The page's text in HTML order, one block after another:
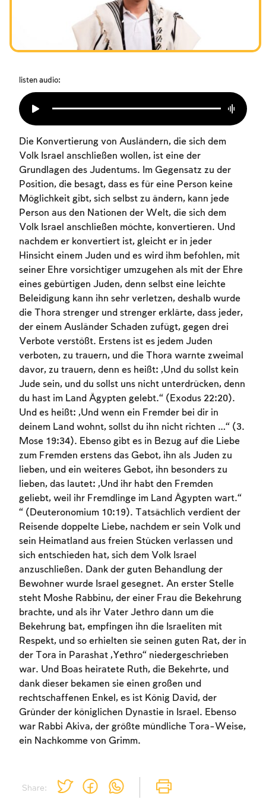
Das Fasten der Zerstörung
Amtseinführung
Purim
listen audio:
Share:
Die Konvertierung von Ausländern, die sich dem
Volk Israel anschließen wollen, ist eine der
Grundlagen des Judentums. Im Gegensatz zu der
Position, die besagt, dass es für eine Person keine
Möglichkeit gibt, sich selbst zu ändern, kann jede
Person aus den Nationen der Welt, die sich dem
Volk Israel anschließen möchte, konvertieren. Und
nachdem er konvertiert ist, gleicht er in jeder
Hinsicht einem Juden und es wird ihm befohlen, mit
seiner Ehre vorsichtiger umzugehen als mit der Ehre
eines gebürtigen Juden, denn selbst eine leichte
Beleidigung kann ihn sehr verletzen, deshalb wurde
die Thora strenger und strenger erklärte, dass jeder,
der einem Ausländer Schaden zufügt, gegen drei
Verbote verstößt. Erstens ist es jedem Juden
verboten, zu trauern, und die Thora warnte zweimal
davor, zu trauern, denn es heißt: „Und du sollst kein
Jude sein, und du sollst uns nicht unterdrücken, denn
du hast im Land Ägypten gelebt.“ (Exodus 22:20).
Und es heißt: „Und wenn ein Fremder bei dir in
deinem Land wohnt, sollst du ihn nicht richten …“ (3.
Mose 19:34). Ebenso gibt es in Bezug auf die Liebe
zum Fremden erstens das Gebot, ihn als Juden zu
lieben, und ein weiteres Gebot, ihn besonders zu
lieben, das lautet: „Und ihr habt den Fremden
geliebt, weil ihr Fremdlinge im Land Ägypten wart.“
“ (Deuteronomium 10:19). Tatsächlich verdient der
Reisende doppelte Liebe, nachdem er sein Volk und
sein Heimatland aus freien Stücken verlassen und
sich entschieden hat, sich dem Volk Israel
anzuschließen. Dank der guten Behandlung der
Bewohner wurde Israel gesegnet. An erster Stelle
steht Moshe Rabbinu, der einer Frau die Bekehrung
brachte, und als ihr Vater Jethro dann um die
Bekehrung bat, empfingen ihn die Israeliten mit
Respekt, und so erhielten sie seinen guten Rat, der in
der Tora in Parashat „Yethro“ niedergeschrieben
war. Und Boas heiratete Ruth, die Bekehrte, und
dank dieser bekamen sie einen großen und
rechtschaffenen Enkel, es ist König David, der
Gründer der königlichen Dynastie in Israel. Ebenso
war Rabbi Akiva, der größte mündliche Tora-Weise,
ein Nachkomme von Grimm.
Account required
To mark concepts as learned, you'll need
to create an account or log in.
Sign up Login